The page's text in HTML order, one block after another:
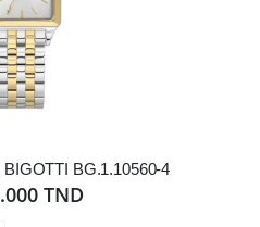
BG.1.10560-4
TND